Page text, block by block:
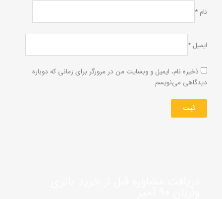
نام *
ایمیل *
ذخیره نام، ایمیل و وبسایت من در مرورگر برای زمانی که دوباره
دیدگاهی می‌نویسم.